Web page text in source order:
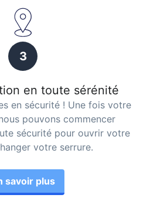
3
en toute sérénité
en sécurité ! Une fois votre
pouvons commencer
sécurité pour ouvrir votre
votre serrure.
savoir plus